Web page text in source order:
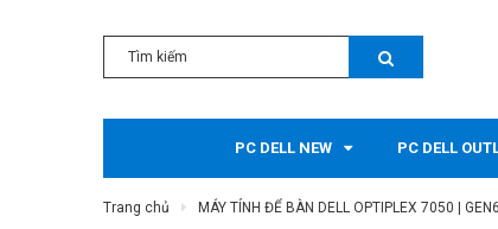
PC DELL NEW PC DELL
Trang chủ MÁY TÍNH ĐỂ BÀN DELL OPTIPLEX 7050 |